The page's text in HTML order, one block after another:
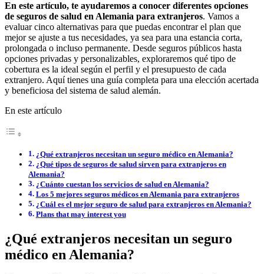
En este artículo, te ayudaremos a conocer diferentes opciones
de seguros de salud en Alemania para extranjeros. Vamos a
evaluar cinco alternativas para que puedas encontrar el plan que
mejor se ajuste a tus necesidades, ya sea para una estancia corta,
prolongada o incluso permanente. Desde seguros públicos hasta
opciones privadas y personalizables, exploraremos qué tipo de
cobertura es la ideal según el perfil y el presupuesto de cada
extranjero. Aquí tienes una guía completa para una elección acertada
y beneficiosa del sistema de salud alemán.
En este artículo
¿Qué extranjeros necesitan un seguro médico en Alemania?
¿Qué tipos de seguros de salud sirven para extranjeros en
Alemania?
¿Cuánto cuestan los servicios de salud en Alemania?
Los 5 mejores seguros médicos en Alemania para extranjeros
¿Cuál es el mejor seguro de salud para extranjeros en Alemania?
Plans that may interest you
¿Qué extranjeros necesitan un seguro
médico en Alemania?